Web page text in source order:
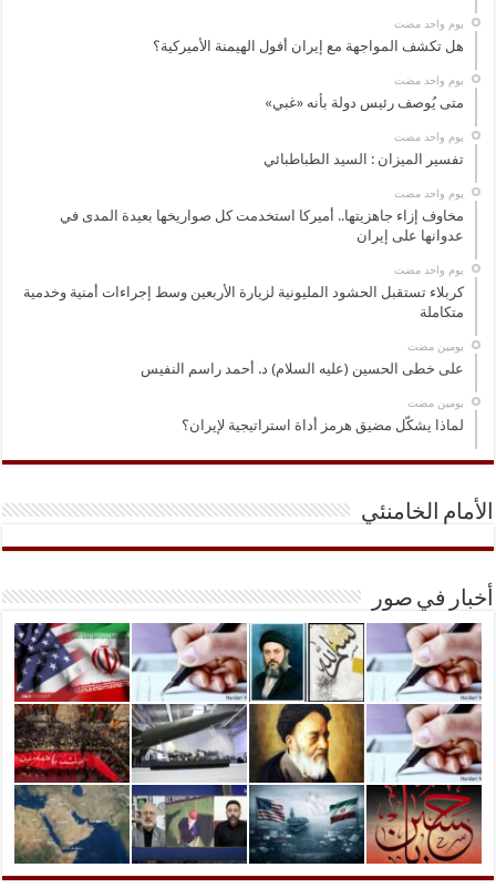
‏يوم واحد مضت
هل تكشف المواجهة مع إيران أفول الهيمنة الأميركية؟
‏يوم واحد مضت
متى يُوصف رئيس دولة بأنه «غبي»
‏يوم واحد مضت
تفسير الميزان : السيد الطباطبائي
‏يوم واحد مضت
مخاوف إزاء جاهزيتها.. أميركا استخدمت كل صواريخها بعيدة المدى في
عدوانها على إيران
‏يوم واحد مضت
كربلاء تستقبل الحشود المليونية لزيارة الأربعين وسط إجراءات أمنية وخدمية
متكاملة
‏يومين مضت
على خطى الحسين (عليه السلام) د. أحمد راسم النفيس
‏يومين مضت
لماذا يشكّل مضيق هرمز أداة استراتيجية لإيران؟
الأمام الخامنئي
أخبار في صور